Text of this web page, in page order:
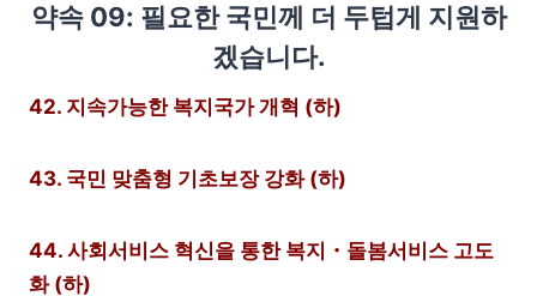
약속 09: 필요한 국민께 더 두텁게 지원하
겠습니다.
42. 지속가능한 복지국가 개혁 (하)
43. 국민 맞춤형 기초보장 강화 (하)
44. 사회서비스 혁신을 통한 복지・돌봄서비스 고도
화 (하)